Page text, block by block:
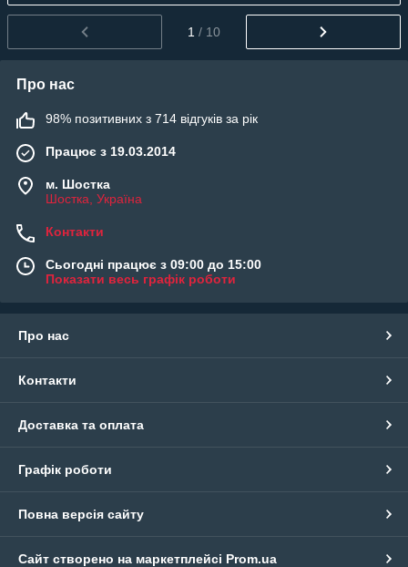
1 / 10
Про нас
98% позитивних з 714 відгуків за рік
Працює з 19.03.2014
м. Шостка
Шостка, Україна
Контакти
Сьогодні працює з 09:00 до 15:00
Показати весь графік роботи
Про нас
Контакти
Доставка та оплата
Графік роботи
Повна версія сайту
Сайт створено на маркетплейсі Prom.ua